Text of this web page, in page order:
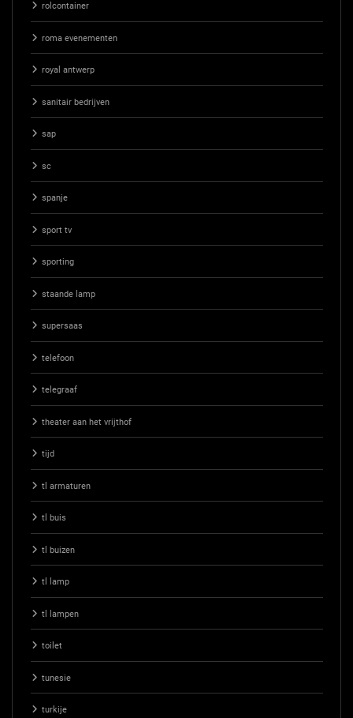
rolcontainer
roma evenementen
royal antwerp
sanitair bedrijven
sap
sc
spanje
sport tv
sporting
staande lamp
supersaas
telefoon
telegraaf
theater aan het vrijthof
tijd
tl armaturen
tl buis
tl buizen
tl lamp
tl lampen
toilet
tunesie
turkije